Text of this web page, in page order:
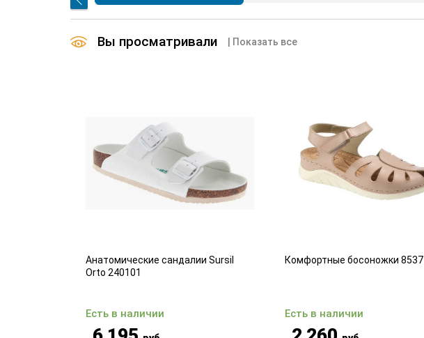
Вы просматривали | Показать все
Анатомические сандалии Sursil
Orto 240101
Есть в наличии
Комфортные босоножки 8537
Есть в наличии